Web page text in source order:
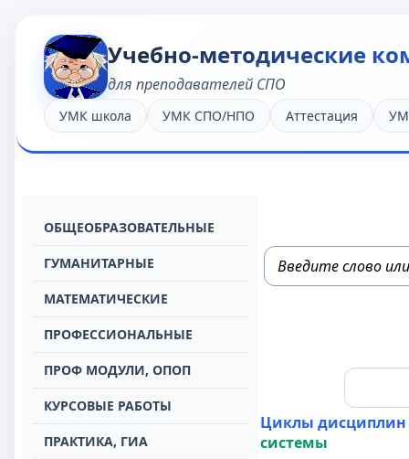
Учебно-методические
для преподавателей СПО
УМК школа УМК СПО/НПО Аттестация
OБЩЕОБРАЗОВАТЕЛЬНЫЕ
ГУМАНИТАРНЫЕ
МАТЕМАТИЧЕСКИЕ
ПРОФЕССИОНАЛЬНЫЕ
ПРОФ МОДУЛИ, ОПОП
КУРСОВЫЕ РАБОТЫ
ПРАКТИКА, ГИА
Циклы дисциплин
системы